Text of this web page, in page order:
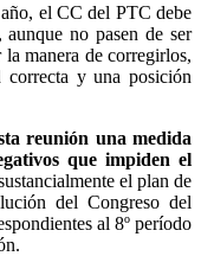
el CC del PTC debe
no pasen de ser
manera de corregirlos,
correcta y una posición
reunión una medida
que impiden el
el plan de
del Congreso del
al 8º período